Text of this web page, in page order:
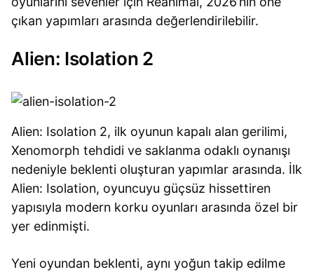
çıkan yapımları arasında değerlendirilebilir.
Alien: Isolation 2
Alien: Isolation 2, ilk oyunun kapalı alan gerilimi,
Xenomorph tehdidi ve saklanma odaklı oynanışı
nedeniyle beklenti oluşturan yapımlar arasında. İlk
Alien: Isolation, oyuncuyu güçsüz hissettiren
yapısıyla modern korku oyunları arasında özel bir
yer edinmişti.
Yeni oyundan beklenti, aynı yoğun takip edilme